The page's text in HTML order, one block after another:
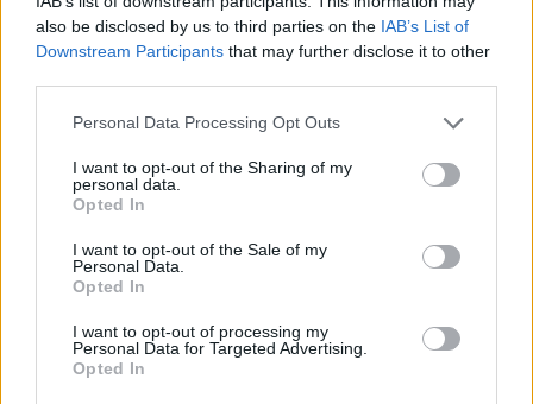
also be disclosed by us to third parties on the IAB’s List of
Downstream Participants that may further disclose it to other
Please note that this website/app uses one or more Google
not limited to your visit or usage behaviour. You may click to
grant or deny consent to Google and its third-party tags to
use your data for below specified purposes in below Google
consent section.
Personal Data Processing Opt Outs
I want to opt-out of the Sharing of my
personal data.
Opted In
I want to opt-out of the Sale of my
Personal Data.
Opted In
I want to opt-out of processing my
Personal Data for Targeted Advertising.
Opted In